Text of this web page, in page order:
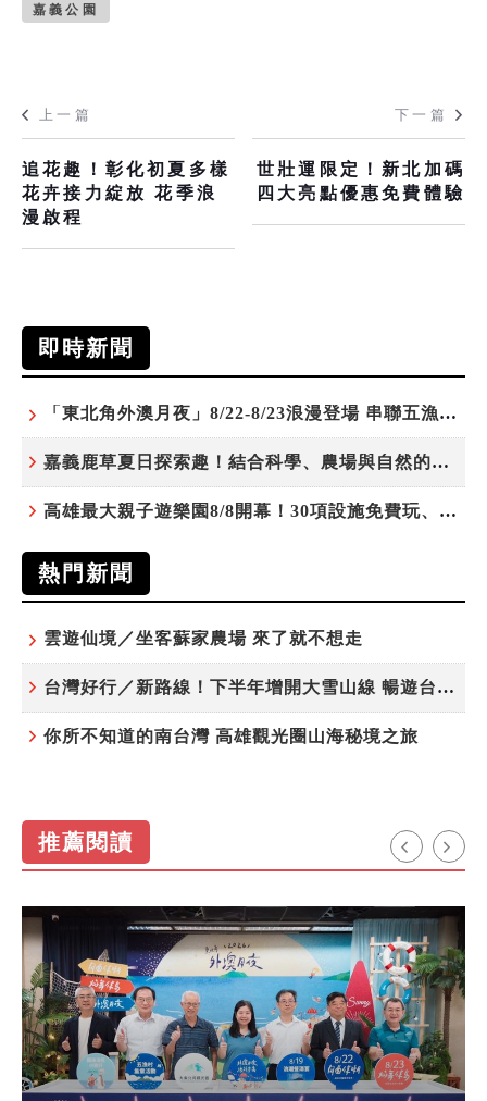
嘉義公園
上一篇
追花趣！彰化初夏多樣
花卉接力綻放 花季浪
漫啟程
下一篇
世壯運限定！新北加碼
四大亮點優惠免費體驗
即時新聞
「東北角外澳月夜」8/22-8/23浪漫登場 串聯五漁村、音樂、市集、火舞與慢旅共度夏夜
嘉義鹿草夏日探索趣！結合科學、農場與自然的親子小旅行
高雄最大親子遊樂園8/8開幕！30項設施免費玩、YOYO家族嗨翻暑假
熱門新聞
雲遊仙境／坐客蘇家農場 來了就不想走
台灣好行／新路線！下半年增開大雪山線 暢遊台中更便利
你所不知道的南台灣 高雄觀光圈山海秘境之旅
推薦閱讀